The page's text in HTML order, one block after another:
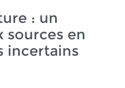
: un
sources en
incertains